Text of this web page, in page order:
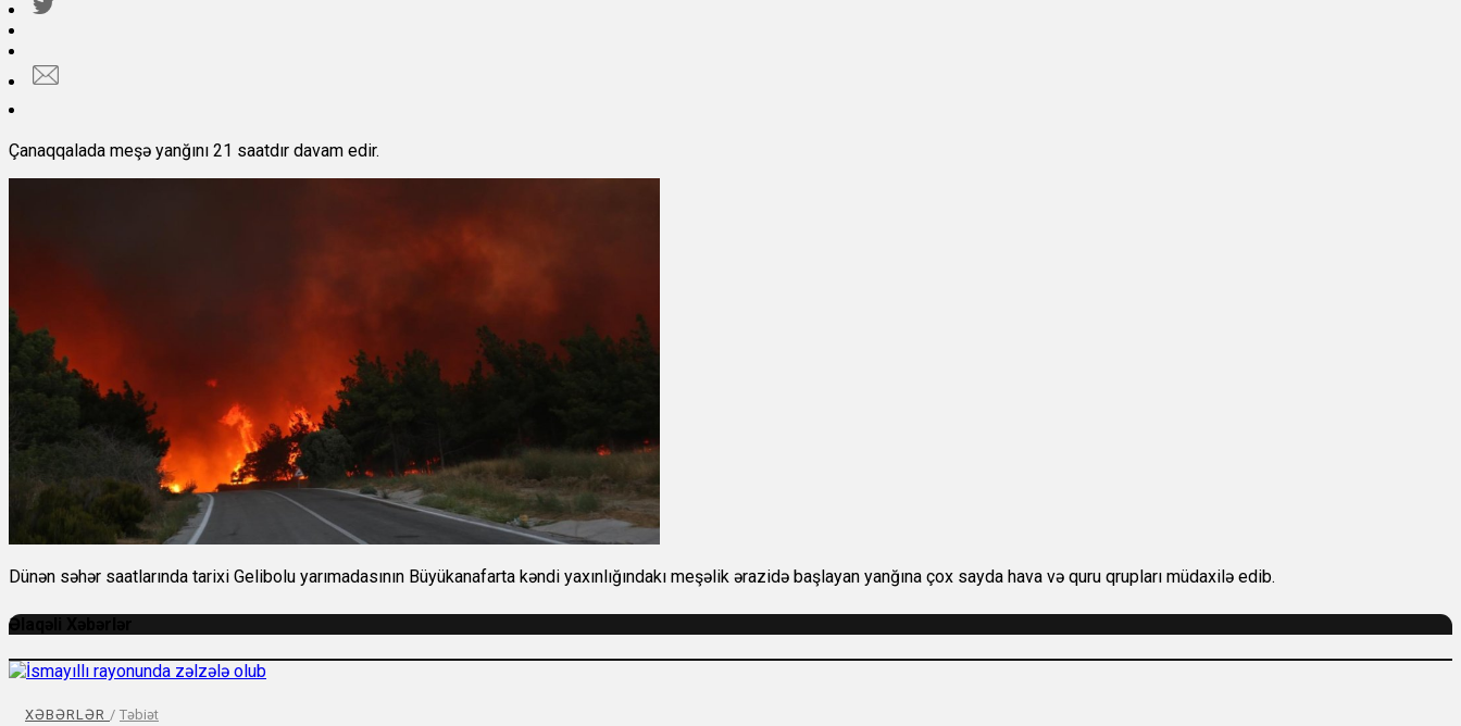
Çanaqqalada meşə yanğını 21 saatdır davam edir.
Dünən səhər saatlarında tarixi Gelibolu yarımadasının Büyükanafarta kəndi yaxınlığındakı meşəlik ərazidə başlayan yanğına çox sayda hava və quru qrupları müdaxilə edib.
Əlaqəli Xəbərlər
XƏBƏRLƏR / Təbiət